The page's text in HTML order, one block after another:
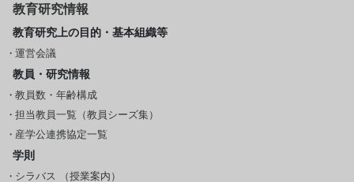
教育研究情報
教育研究上の目的・基本組織等
運営会議
教員・研究情報
教員数・年齢構成
担当教員一覧（教員シーズ集）
産学公連携協定一覧
学則
シラバス （授業案内）